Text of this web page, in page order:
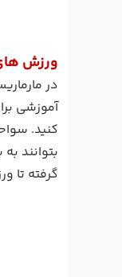
ورزش
در
آموزشی
کنید.
بتوانند
گرفته تا